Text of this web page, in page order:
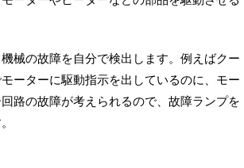
械の故障を自分で検出します。例えばクー
ーターに駆動指示を出しているのに、モー
路の故障が考えられるので、故障ランプを